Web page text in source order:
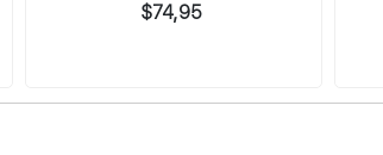
$74,95